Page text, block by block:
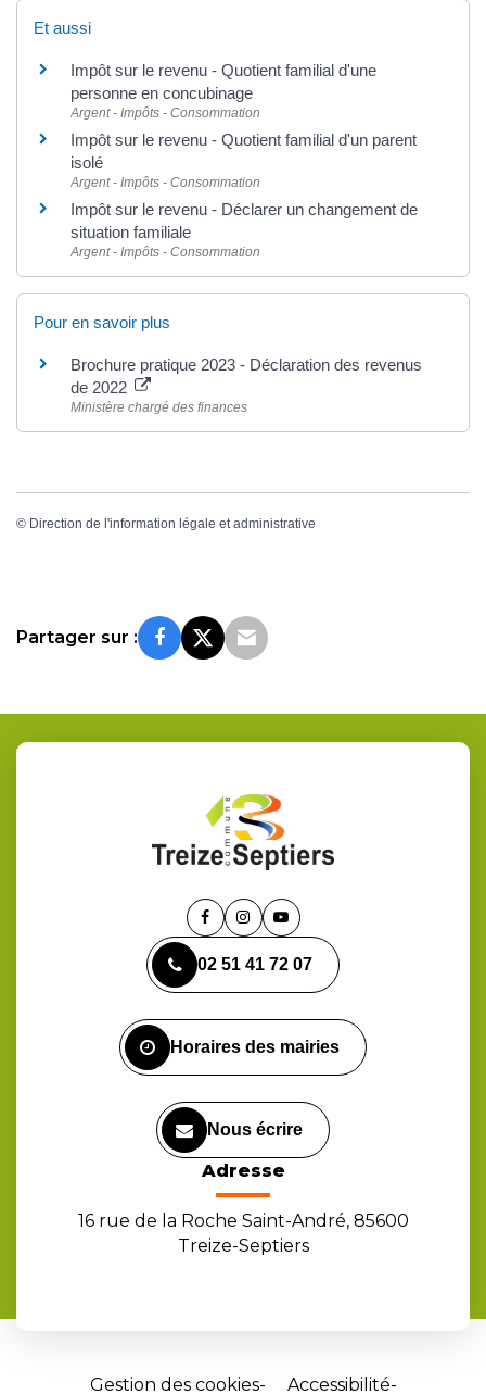
Et aussi
Impôt sur le revenu - Quotient familial d'une
personne en concubinage
Argent - Impôts - Consommation
Impôt sur le revenu - Quotient familial d'un parent
isolé
Argent - Impôts - Consommation
Impôt sur le revenu - Déclarer un changement de
situation familiale
Argent - Impôts - Consommation
Pour en savoir plus
Brochure pratique 2023 - Déclaration des revenus
de 2022
Ministère chargé des finances
© Direction de l'information légale et administrative
Partager sur :
Lien
le
compte
Lien
le
compte
Lien
la
chaîne
02 51 41 72 07
Horaires des mairies
Nous écrire
Adresse
16 rue de la Roche Saint-André, 85600
Treize-Septiers
Gestion des cookies Accessibilité